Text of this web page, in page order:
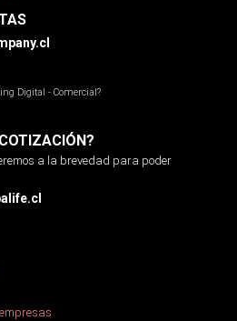
Digital - Comercial?
a la brevedad para poder